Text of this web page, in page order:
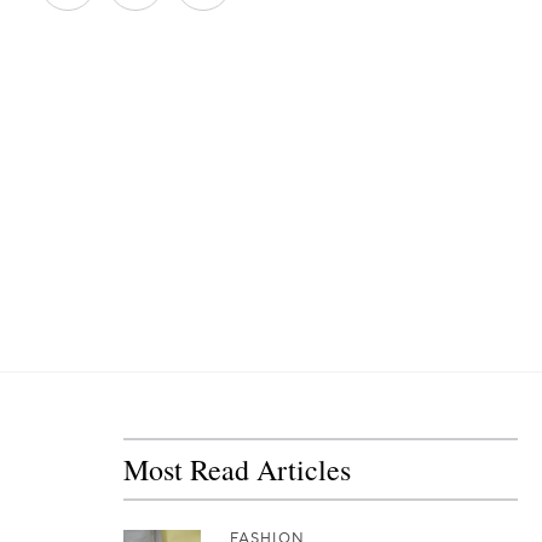
Most Read Articles